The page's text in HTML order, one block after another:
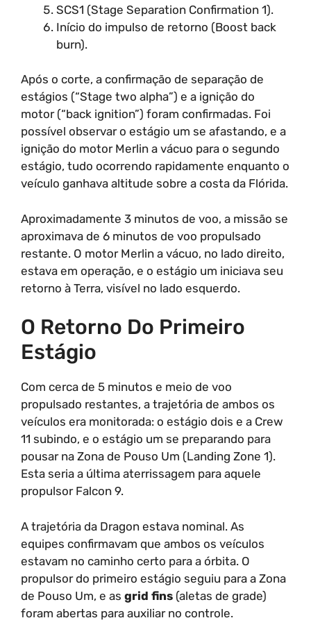
SCS1 (Stage Separation Confirmation 1).
Início do impulso de retorno (Boost back
burn).
Após o corte, a confirmação de separação de
estágios (“Stage two alpha”) e a ignição do
motor (“back ignition”) foram confirmadas. Foi
possível observar o estágio um se afastando, e a
ignição do motor Merlin a vácuo para o segundo
estágio, tudo ocorrendo rapidamente enquanto o
veículo ganhava altitude sobre a costa da Flórida.
Aproximadamente 3 minutos de voo, a missão se
aproximava de 6 minutos de voo propulsado
restante. O motor Merlin a vácuo, no lado direito,
estava em operação, e o estágio um iniciava seu
retorno à Terra, visível no lado esquerdo.
O Retorno Do Primeiro
Estágio
Com cerca de 5 minutos e meio de voo
propulsado restantes, a trajetória de ambos os
veículos era monitorada: o estágio dois e a Crew
11 subindo, e o estágio um se preparando para
pousar na Zona de Pouso Um (Landing Zone 1).
Esta seria a última aterrissagem para aquele
propulsor Falcon 9.
A trajetória da Dragon estava nominal. As
equipes confirmavam que ambos os veículos
estavam no caminho certo para a órbita. O
propulsor do primeiro estágio seguiu para a Zona
de Pouso Um, e as grid fins (aletas de grade)
foram abertas para auxiliar no controle.